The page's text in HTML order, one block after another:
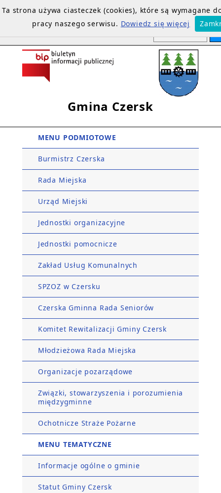
Gmina Czersk
MENU PODMIOTOWE
Burmistrz Czerska
Rada Miejska
Urząd Miejski
Jednostki organizacyjne
Jednostki pomocnicze
Zakład Usług Komunalnych
SPZOZ w Czersku
Czerska Gminna Rada Seniorów
Komitet Rewitalizacji Gminy Czersk
Młodzieżowa Rada Miejska
Organizacje pozarządowe
Związki, stowarzyszenia i porozumienia
międzygminne
Ochotnicze Straże Pożarne
MENU TEMATYCZNE
Informacje ogólne o gminie
Statut Gminy Czersk
Ta strona używa ciasteczek (cookies), które są wymagane
pracy naszego serwisu. Dowiedz się więcej